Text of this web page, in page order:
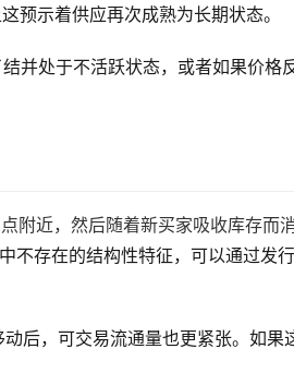
预示着供应再次成熟为长期状态。
并处于不活跃状态，或者如果价格
附近，然后随着新买家吸收库存而
不存在的结构性特征，可以通过发
后，可交易流通量也更紧张。如果